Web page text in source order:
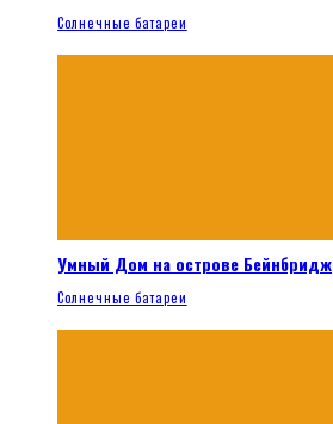
Солнечные батареи
Умный Дом на острове Бейнбридж
Солнечные батареи